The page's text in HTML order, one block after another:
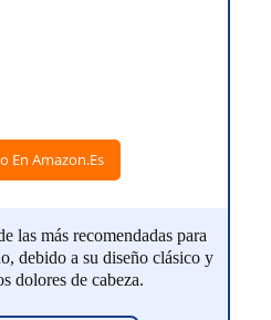
En Amazon.es
las más recomendadas para
debido a su diseño clásico y
dolores de cabeza.